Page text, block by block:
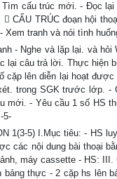
cấu trúc mới. - Đọc
TRÚC đoạn hội
tranh và nói tình
- Nghe và lặp lại. và hỏi
lại câu trả lời. Thực hiện
cặp lên diễn lại hoạt
trong SGK trước lớp. -
mới. - Yêu cầu 1 số HS
5-
1(3-5) I.Mục tiêu: - HS
các nội dung bài thoại
máy cassette - HS: III.
thực - 2 cặp hs lên